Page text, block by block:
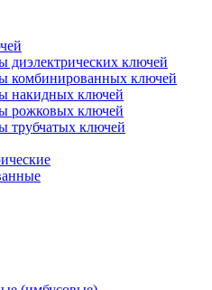
диэлектрических ключей
комбинированных ключей
накидных ключей
рожковых ключей
трубчатых ключей